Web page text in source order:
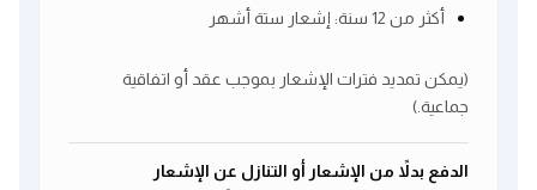
أكثر من 12 سنة: إشعار ستة أشهر
(يمكن تمديد فترات الإشعار بموجب عقد أو اتفاقية
جماعية.)
الدفع بدلاً من الإشعار أو التنازل عن الإشعار